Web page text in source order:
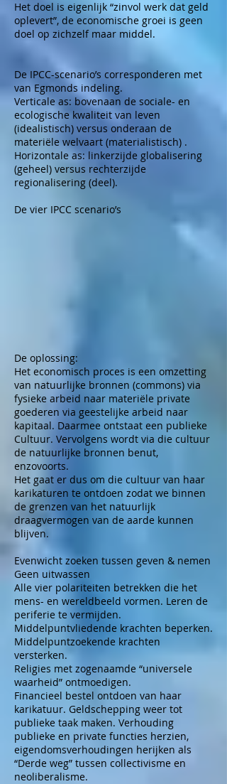
Het doel is eigenlijk “zinvol werk dat geld
oplevert”, de economische groei is geen
doel op zichzelf maar middel.
De IPCC-scenario’s corresponderen met
van Egmonds indeling.
Verticale as: bovenaan de sociale- en
ecologische kwaliteit van leven
(idealistisch) versus onderaan de
materiële welvaart (materialistisch) .
Horizontale as: linkerzijde globalisering
(geheel) versus rechterzijde
regionalisering (deel).
De vier IPCC scenario’s
De oplossing:
Het economisch proces is een omzetting
van natuurlijke bronnen (commons) via
fysieke arbeid naar materiële private
goederen via geestelijke arbeid naar
kapitaal. Daarmee ontstaat een publieke
Cultuur. Vervolgens wordt via die cultuur
de natuurlijke bronnen benut,
enzovoorts.
Het gaat er dus om die cultuur van haar
karikaturen te ontdoen zodat we binnen
de grenzen van het natuurlijk
draagvermogen van de aarde kunnen
blijven.
Evenwicht zoeken tussen geven & nemen
Geen uitwassen
Alle vier polariteiten betrekken die het
mens- en wereldbeeld vormen. Leren de
periferie te vermijden.
Middelpuntvliedende krachten beperken.
Middelpuntzoekende krachten
versterken.
Religies met zogenaamde “universele
waarheid” ontmoedigen.
Financieel bestel ontdoen van haar
karikatuur. Geldschepping weer tot
publieke taak maken. Verhouding
publieke en private functies herzien,
eigendomsverhoudingen herijken als
“Derde weg” tussen collectivisme en
neoliberalisme.